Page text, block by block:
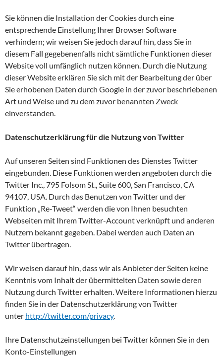
Sie können die Installation der Cookies durch eine
entsprechende Einstellung Ihrer Browser Software
verhindern; wir weisen Sie jedoch darauf hin, dass Sie in
diesem Fall gegebenenfalls nicht sämtliche Funktionen dieser
Website voll umfänglich nutzen können. Durch die Nutzung
dieser Website erklären Sie sich mit der Bearbeitung der über
Sie erhobenen Daten durch Google in der zuvor beschriebenen
Art und Weise und zu dem zuvor benannten Zweck
einverstanden.
Datenschutzerklärung für die Nutzung von Twitter
Auf unseren Seiten sind Funktionen des Dienstes Twitter
eingebunden. Diese Funktionen werden angeboten durch die
Twitter Inc., 795 Folsom St., Suite 600, San Francisco, CA
94107, USA. Durch das Benutzen von Twitter und der
Funktion „Re-Tweet“ werden die von Ihnen besuchten
Webseiten mit Ihrem Twitter-Account verknüpft und anderen
Nutzern bekannt gegeben. Dabei werden auch Daten an
Twitter übertragen.
Wir weisen darauf hin, dass wir als Anbieter der Seiten keine
Kenntnis vom Inhalt der übermittelten Daten sowie deren
Nutzung durch Twitter erhalten. Weitere Informationen hierzu
finden Sie in der Datenschutzerklärung von Twitter
unter http://twitter.com/privacy.
Ihre Datenschutzeinstellungen bei Twitter können Sie in den
Konto-Einstellungen